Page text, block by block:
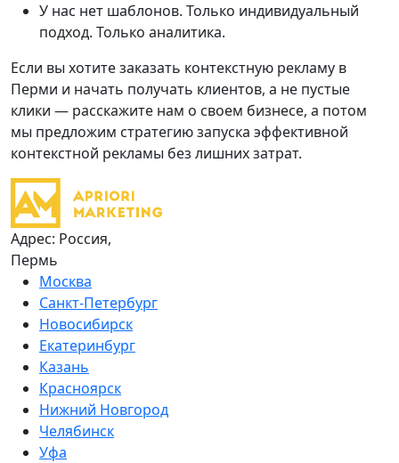
У нас нет шаблонов. Только индивидуальный
подход. Только аналитика.
Если вы хотите заказать контекстную рекламу в
Перми и начать получать клиентов, а не пустые
клики — расскажите нам о своем бизнесе, а потом
мы предложим стратегию запуска эффективной
контекстной рекламы без лишних затрат.
Адрес: Россия,
Пермь
Москва
Санкт-Петербург
Новосибирск
Екатеринбург
Казань
Красноярск
Нижний Новгород
Челябинск
Уфа